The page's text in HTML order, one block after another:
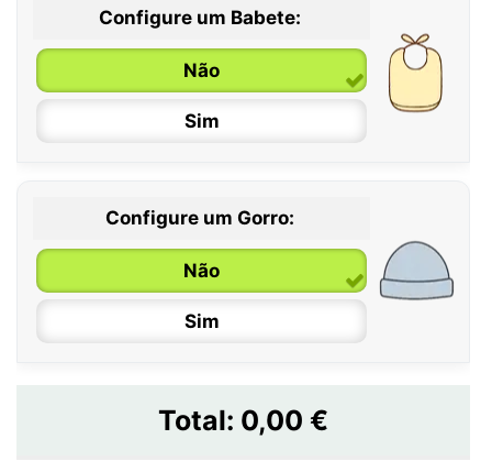
Configure um Babete:
Não
Sim
Configure um Gorro:
Não
Sim
Total: 0,00 €